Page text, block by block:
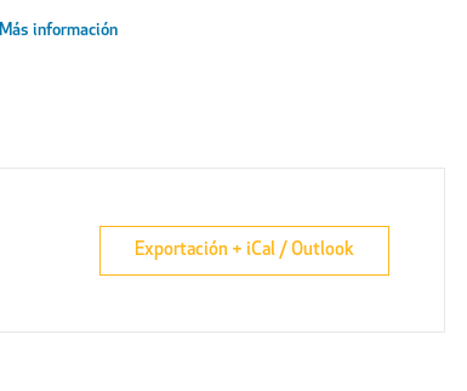
Más información
Exportación + iCal / Outlook